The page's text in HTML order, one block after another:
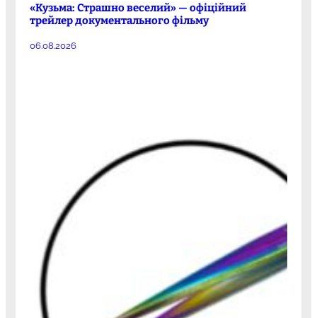
«Кузьма: Страшно веселий» — офіційний
трейлер документального фільму
06.08.2026